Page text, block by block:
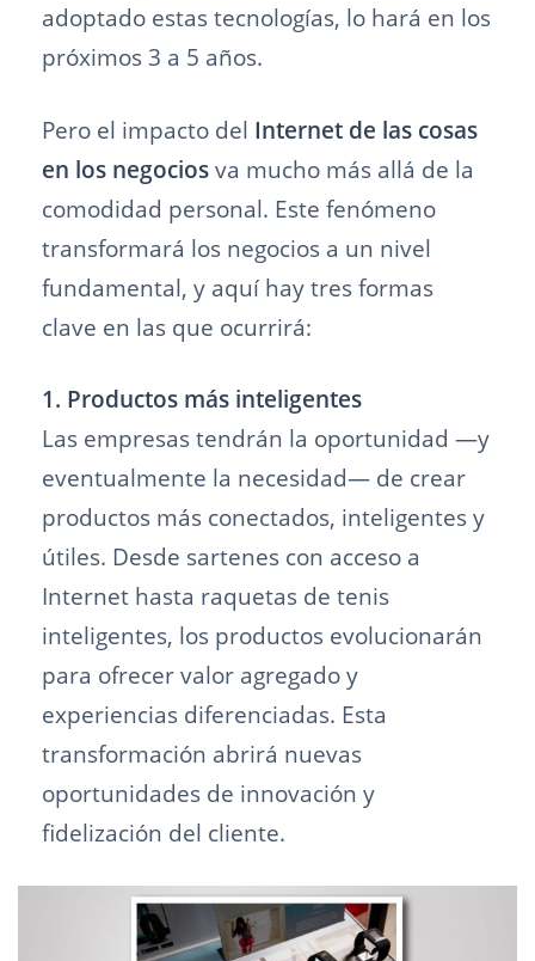
adoptado estas tecnologías, lo hará en los
próximos 3 a 5 años.
Pero el impacto del Internet de las cosas
en los negocios va mucho más allá de la
comodidad personal. Este fenómeno
transformará los negocios a un nivel
fundamental, y aquí hay tres formas
clave en las que ocurrirá:
1. Productos más inteligentes
Las empresas tendrán la oportunidad —y
eventualmente la necesidad— de crear
productos más conectados, inteligentes y
útiles. Desde sartenes con acceso a
Internet hasta raquetas de tenis
inteligentes, los productos evolucionarán
para ofrecer valor agregado y
experiencias diferenciadas. Esta
transformación abrirá nuevas
oportunidades de innovación y
fidelización del cliente.